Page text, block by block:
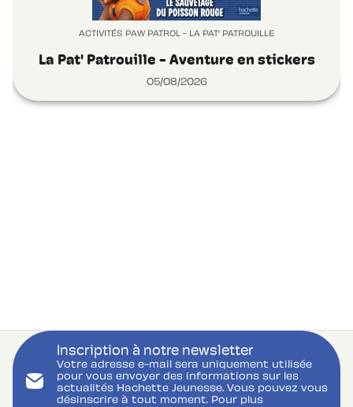
ACTIVITÉS PAW PATROL - LA PAT' PATROUILLE
La Pat' Patrouille - Aventure en stickers
05/08/2026
Inscription à notre newsletter
Votre adresse e-mail sera uniquement utilisée
pour vous envoyer des informations sur les
actualités Hachette Jeunesse. Vous pouvez vous
désinscrire à tout moment. Pour plus